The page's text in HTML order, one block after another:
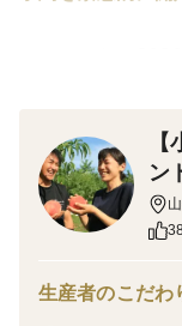
※⚠️こちらは2026
予想を上回る速
す。
予約を取ってお
ン
生産者のこだわ